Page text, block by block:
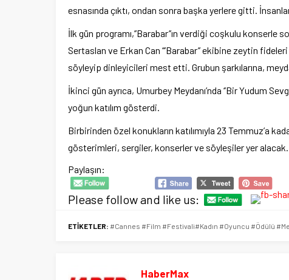
esnasında çıktı, ondan sonra başka yerlere gitti.
İlk gün programı,’’Barabar’’ın verdiği coşkulu
Sertaslan ve Erkan Can ‘‘’Barabar’’ ekibine zeytin
söyleyip dinleyicileri mest etti. Grubun şarkılarına,
İkinci gün ayrıca, Umurbey Meydanı’nda ‘’Bir Yudum
yoğun katılım gösterdi.
Birbirinden özel konukların katılımıyla 23 Temmuz’a
gösterimleri, sergiler, konserler ve söyleşiler yer alacak.
Paylaşın:
Please follow and like us:
ETİKETLER: #Cannes #Film #Festivali#Kadın #Oyuncu #Ödülü
HaberMax